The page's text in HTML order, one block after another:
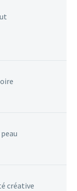
créative